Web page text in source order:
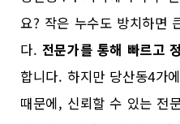
요? 작은 누수도 방치하면
다. 전문가를 통해 빠르고
합니다. 하지만 당산동4가
때문에, 신뢰할 수 있는 전